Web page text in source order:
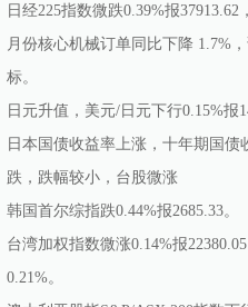
日经225指数微跌0.39%报
月份核心机械订单同比下降 1.7%
标。
日元升值，美元/日元下行0.15%报
日本国债收益率上涨，十年期国
跌，跌幅较小，台股微涨
韩国首尔综指跌0.44%报2685.33。
台湾加权指数微涨0.14%报
0.21%。